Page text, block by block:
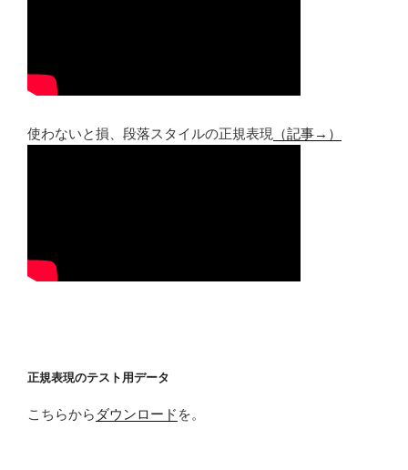
使わないと損、段落スタイルの正規表現 （記事→）
正規表現のテスト用データ
こちらから ダウンロード を。